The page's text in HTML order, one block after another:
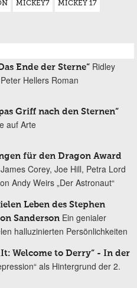
MICKEY7 MICKEY 17
Ende der Sterne“ Ridley
Hellers Roman
Griff nach den Sternen“
auf Arte
für den Dragon Award
Corey, Joe Hill, Petra Lord
Andy Weirs „Der Astronaut“
Leben des Stephen
Sanderson Ein genialer
halluzinierten Persönlichkeiten
Welcome to Derry“ - In der
als Hintergrund der 2.